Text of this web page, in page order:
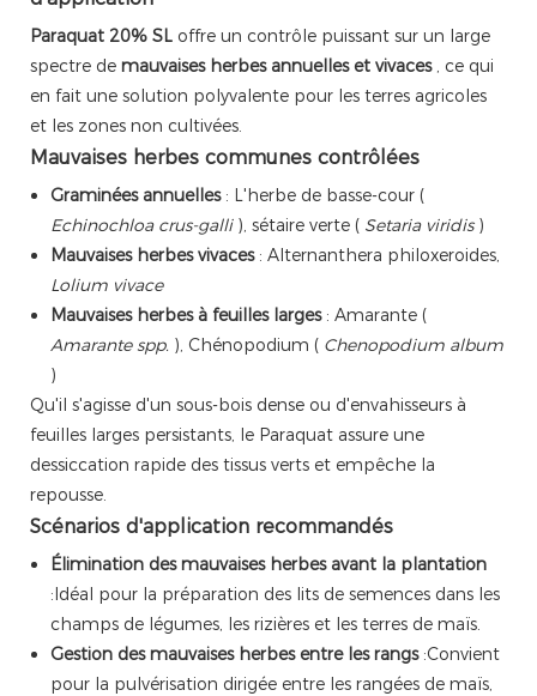
Paraquat 20% SL offre un contrôle puissant sur un large
spectre de mauvaises herbes annuelles et vivaces , ce qui
en fait une solution polyvalente pour les terres agricoles
et les zones non cultivées.
Mauvaises herbes communes contrôlées
Graminées annuelles : L'herbe de basse-cour (
Echinochloa crus-galli ), sétaire verte ( Setaria viridis )
Mauvaises herbes vivaces : Alternanthera philoxeroides,
Lolium vivace
Mauvaises herbes à feuilles larges : Amarante (
Amarante spp. ), Chénopodium ( Chenopodium album
)
Qu'il s'agisse d'un sous-bois dense ou d'envahisseurs à
feuilles larges persistants, le Paraquat assure une
dessiccation rapide des tissus verts et empêche la
repousse.
Scénarios d'application recommandés
Élimination des mauvaises herbes avant la plantation
:Idéal pour la préparation des lits de semences dans les
champs de légumes, les rizières et les terres de maïs.
Gestion des mauvaises herbes entre les rangs :Convient
pour la pulvérisation dirigée entre les rangées de maïs,